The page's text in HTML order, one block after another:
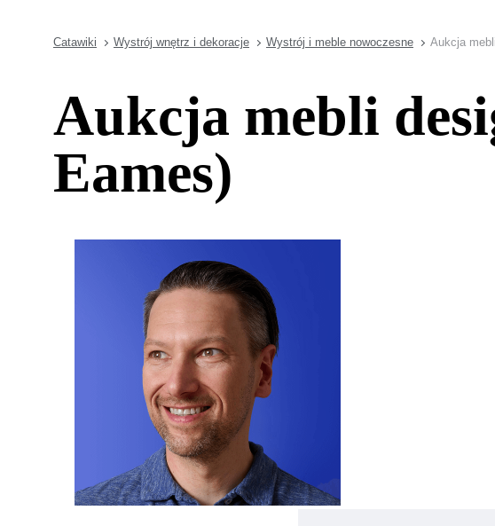
Catawiki Wystrój wnętrz i dekoracje Wystrój i meble nowoczesne Aukcja
Aukcja mebli
Eames)